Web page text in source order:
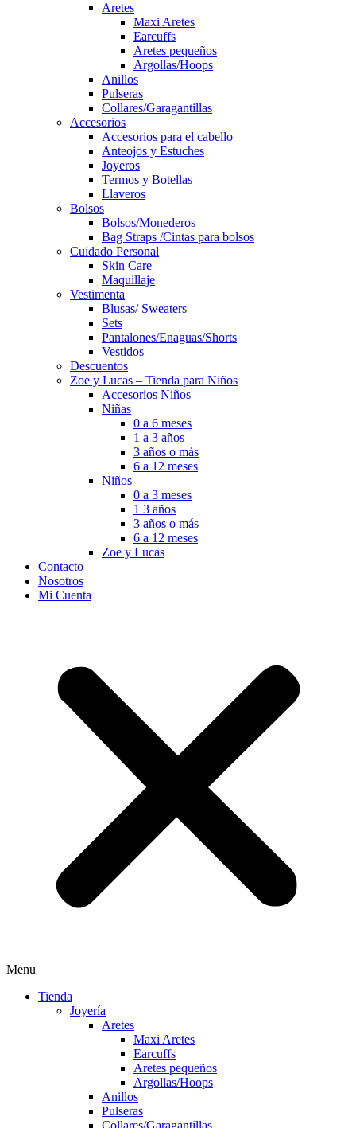
Aretes
Maxi Aretes
Earcuffs
Aretes pequeños
Argollas/Hoops
Anillos
Pulseras
Collares/Garagantillas
Accesorios
Accesorios para el cabello
Anteojos y Estuches
Joyeros
Termos y Botellas
Llaveros
Bolsos
Bolsos/Monederos
Bag Straps /Cintas para bolsos
Cuidado Personal
Skin Care
Maquillaje
Vestimenta
Blusas/ Sweaters
Sets
Pantalones/Enaguas/Shorts
Vestidos
Descuentos
Zoe y Lucas – Tienda para Niños
Accesorios Niños
Niñas
0 a 6 meses
1 a 3 años
3 años o más
6 a 12 meses
Niños
0 a 3 meses
1 3 años
3 años o más
6 a 12 meses
Zoe y Lucas
Contacto
Nosotros
Mi Cuenta
Menu
Tienda
Joyería
Aretes
Maxi Aretes
Earcuffs
Aretes pequeños
Argollas/Hoops
Anillos
Pulseras
Collares/Garagantillas